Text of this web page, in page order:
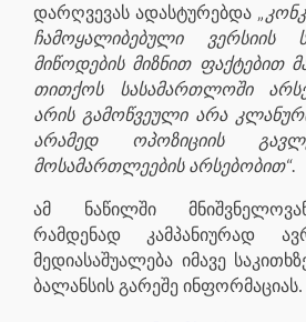
დარღვევას ადასტურებდა
ჩამოყალიბებული ვერსიის
მიწოდების მიზნით ფაქტებით
თითქოს სასამართლოში
არის გამოწვეული არა
არამედ ოპოზიციის
მოსამართლეების არსებობით“.
ამ ნაწილში
რამდენად კამპანიურად
მედიასაშუალება იმავე
ბალანსის გარეშე ინფორმაციას.